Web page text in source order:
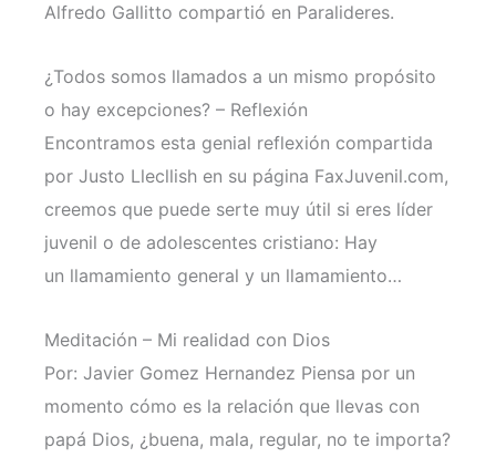
Alfredo Gallitto compartió en Paralideres.
¿Todos somos llamados a un mismo propósito
o hay excepciones? – Reflexión
Encontramos esta genial reflexión compartida
por Justo Llecllish en su página FaxJuvenil.com,
creemos que puede serte muy útil si eres líder
juvenil o de adolescentes cristiano: Hay
un llamamiento general y un llamamiento…
Meditación – Mi realidad con Dios
Por: Javier Gomez Hernandez Piensa por un
momento cómo es la relación que llevas con
papá Dios, ¿buena, mala, regular, no te importa?